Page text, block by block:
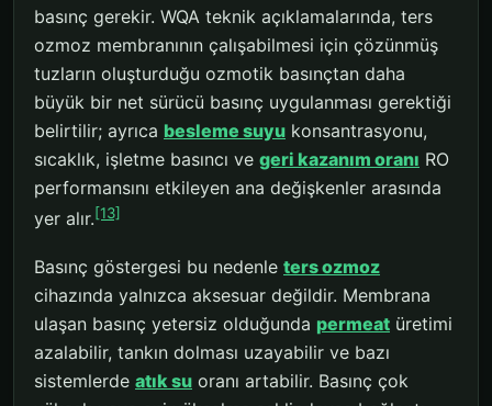
basınç gerekir. WQA teknik açıklamalarında, ters
ozmoz membranının çalışabilmesi için çözünmüş
tuzların oluşturduğu ozmotik basınçtan daha
büyük bir net sürücü basınç uygulanması gerektiği
belirtilir; ayrıca besleme suyu konsantrasyonu,
sıcaklık, işletme basıncı ve geri kazanım oranı RO
performansını etkileyen ana değişkenler arasında
yer alır.[13]
Basınç göstergesi bu nedenle ters ozmoz
cihazında yalnızca aksesuar değildir. Membrana
ulaşan basınç yetersiz olduğunda permeat üretimi
azalabilir, tankın dolması uzayabilir ve bazı
sistemlerde atık su oranı artabilir. Basınç çok